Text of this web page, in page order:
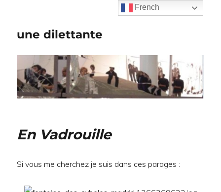
une dilettante
En Vadrouille
Si vous me cherchez je suis dans ces parages :
French